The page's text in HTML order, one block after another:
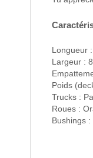
Longueur
Largeur :
Poids
Trucks :
Roues :
Bushings